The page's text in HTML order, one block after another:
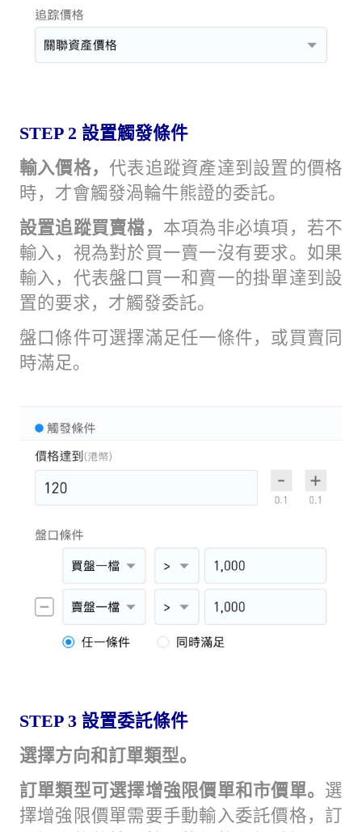
STEP 2 設置觸發條件
輸入價格，代表追蹤資產達到設置的價格
時，才會觸發渦輪牛熊證的委託。
設置追蹤買賣檔， 本項為非必填項，若不
輸入，視為對於買一賣一沒有要求。如果
輸入，代表盤口買一和賣一的掛單達到設
置的要求，才觸發委託。
盤口條件可選擇滿足任一條件，或買賣同
時滿足。
STEP 3 設置委託條件
選擇方向和訂單類型。
訂單類型可選擇增強限價單和市價單。 選
擇增強限價單需要手動輸入委託價格，訂